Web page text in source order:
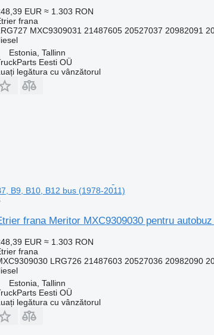
EUR ≈ 1.303 RON
frana
MXC9309031 21487605 20527037 20982091
Estonia, Tallinn
Eesti OÜ
legătura cu vânzătorul
B9, B10, B12 bus (1978-2011)
frana Meritor MXC9309030 pentru
EUR ≈ 1.303 RON
frana
LRG726 21487603 20527036 20982090
Estonia, Tallinn
Eesti OÜ
legătura cu vânzătorul